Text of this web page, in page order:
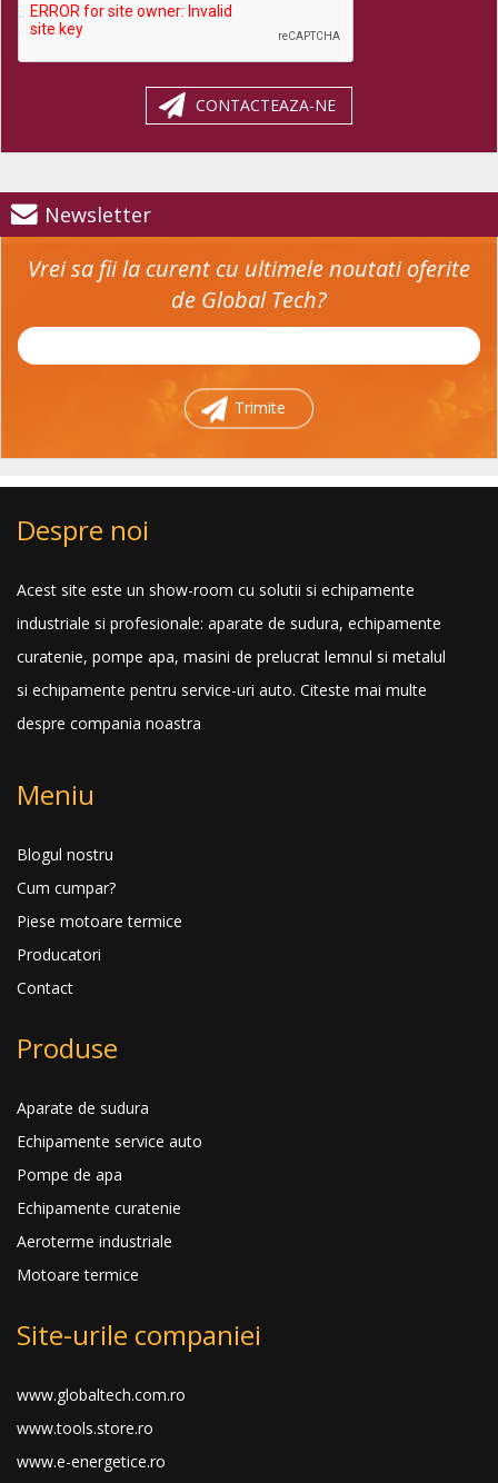
CONTACTEAZA-NE
Newsletter
Vrei sa fii la curent cu ultimele noutati oferite
de Global Tech?
Trimite
Despre noi
Acest site este un show-room cu solutii si echipamente
industriale si profesionale: aparate de sudura, echipamente
curatenie, pompe apa, masini de prelucrat lemnul si metalul
si echipamente pentru service-uri auto. Citeste mai multe
despre compania noastra
Meniu
Blogul nostru
Cum cumpar?
Piese motoare termice
Producatori
Contact
Produse
Aparate de sudura
Echipamente service auto
Pompe de apa
Echipamente curatenie
Aeroterme industriale
Motoare termice
Site-urile companiei
www.globaltech.com.ro
www.tools.store.ro
www.e-energetice.ro